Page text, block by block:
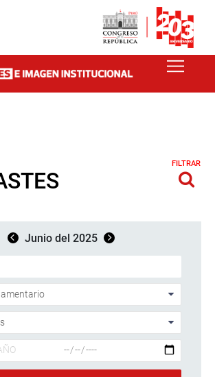
FILTRAR
Junio del 2025